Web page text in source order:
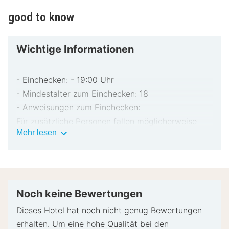
good to know
Wichtige Informationen
- Einchecken: - 19:00 Uhr
- Mindestalter zum Einchecken: 18
- Anweisungen zum Einchecken:
Für zusätzliche Personen fallen möglicherweise
Gebühren an, die abhängig von den Bestimmungen
Aufwendungen verlangt.
versucht, Sonderwünschen entgegenzukommen,
Mehr lesen Wichtige
Noch keine Bewertungen
Dieses Hotel hat noch nicht genug Bewertungen
erhalten. Um eine hohe Qualität bei den